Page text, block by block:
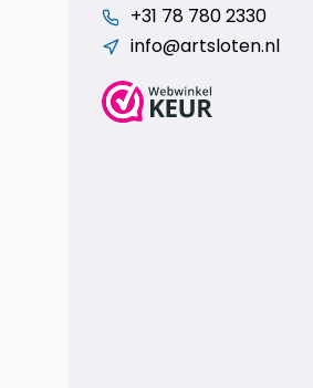
+31 78 780 2330
info@artsloten.nl